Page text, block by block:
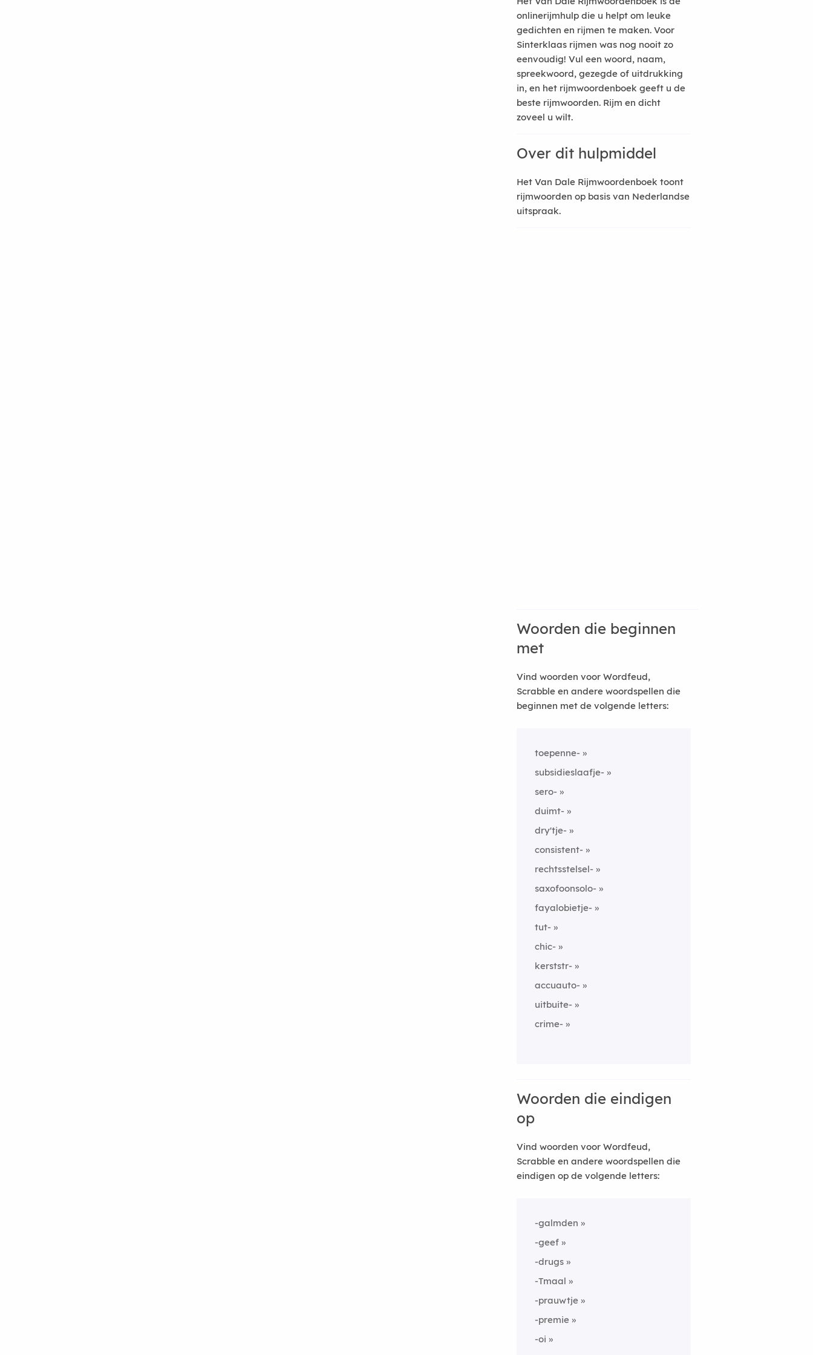
onlinerijmhulp die u helpt om leuke
gedichten en rijmen te maken. Voor
Sinterklaas rijmen was nog nooit zo
eenvoudig! Vul een woord, naam,
spreekwoord, gezegde of uitdrukking
in, en het rijmwoordenboek geeft u de
beste rijmwoorden. Rijm en dicht
zoveel u wilt.
Over dit hulpmiddel
Het Van Dale Rijmwoordenboek toont
rijmwoorden op basis van Nederlandse
uitspraak.
Woorden die beginnen
met
Vind woorden voor Wordfeud,
Scrabble en andere woordspellen die
beginnen met de volgende letters:
toepenne-
subsidieslaafje-
sero-
duimt-
dry'tje-
consistent-
rechtsstelsel-
saxofoonsolo-
fayalobietje-
tut-
chic-
kerststr-
accuauto-
uitbuite-
crime-
Woorden die eindigen
op
Vind woorden voor Wordfeud,
Scrabble en andere woordspellen die
eindigen op de volgende letters:
-galmden
-geef
-drugs
-Tmaal
-prauwtje
-premie
-oi